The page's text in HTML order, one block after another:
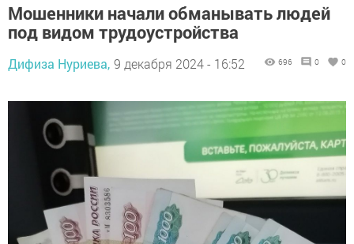
Мошенники начали обманывать людей
под видом трудоустройства
Дифиза Нуриева, 9 декабря 2024 - 16:52 696 0 0